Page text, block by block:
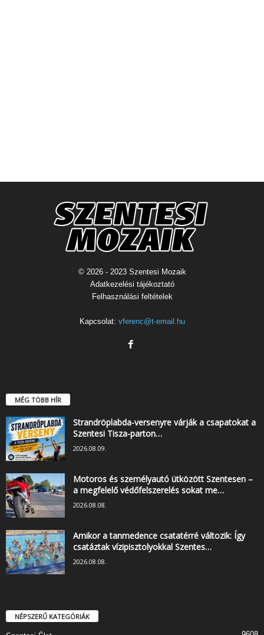
© 2026 - 2023 Szentesi Mozaik
Adatkezelési tájékoztató
Felhasználási feltételek
Kapcsolat: vferenc@t-email.hu
MÉG TÖBB HÍR
Strandröplabda-versenyre várják a csapatokat a
Szentesi Tisza-parton…
2026.08.09.
Motoros és személyautó ütközött Szentesen –
a megfelelő védőfelszerelés sokat me…
2026.08.08.
Amikor a tanmedence csatatérré változik: Így
csatáztak vízipisztolyokkal Szentes…
2026.08.08.
NÉPSZERŰ KATEGÓRIÁK